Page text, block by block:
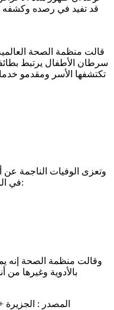
قد تفيد في رصده وكشفه
قالت منظمة الصحة
سرطان الأطفال يرتبط
تكتشفها الأسر ومقدمو
وتعزى الوفيات الناجمة عن
في البلدان المنخفضة والمتوسطة الدخل إلى:
وقالت منظمة الصحة إنه
بالأدوية وغيرها من
المصدر : الجزيرة